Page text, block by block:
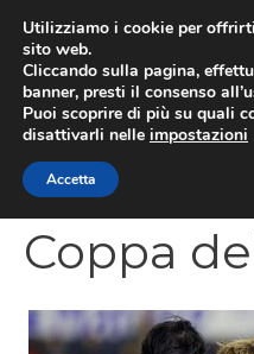
contenuto
Coppa
Utilizziamo i cookie per
sito web.
Cliccando sulla pagina,
banner, presti il consenso
Puoi scoprire di più su quali
disattivarli nelle impostazioni
Accetta